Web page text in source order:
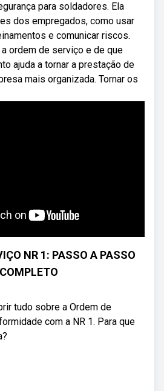
para soldadores. Ela
dos empregados, como usar
e comunicar riscos.
ordem de serviço e de que
ajuda a tornar a prestação de
mais organizada. Tornar os
NR 1: PASSO A PASSO
COMPLETO
tudo sobre a Ordem de
com a NR 1. Para que